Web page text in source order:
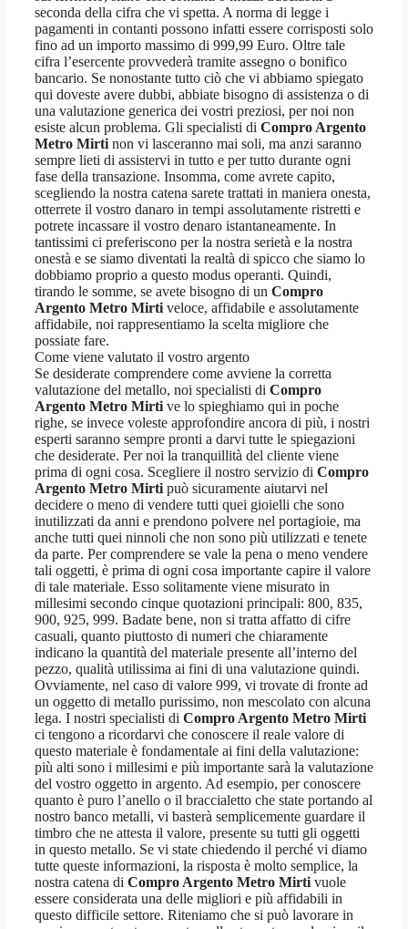
seconda della cifra che vi spetta. A norma di legge i
pagamenti in contanti possono infatti essere corrisposti solo
fino ad un importo massimo di 999,99 Euro. Oltre tale
cifra l’esercente provvederà tramite assegno o bonifico
bancario. Se nonostante tutto ciò che vi abbiamo spiegato
qui doveste avere dubbi, abbiate bisogno di assistenza o di
una valutazione generica dei vostri preziosi, per noi non
esiste alcun problema. Gli specialisti di Compro Argento
Metro Mirtinon vi lasceranno mai soli, ma anzi saranno
sempre lieti di assistervi in tutto e per tutto durante ogni
fase della transazione. Insomma, come avrete capito,
scegliendo la nostra catena sarete trattati in maniera onesta,
otterrete il vostro danaro in tempi assolutamente ristretti e
potrete incassare il vostro denaro istantaneamente. In
tantissimi ci preferiscono per la nostra serietà e la nostra
onestà e se siamo diventati la realtà di spicco che siamo lo
dobbiamo proprio a questo modus operanti. Quindi,
tirando le somme, se avete bisogno di un Compro
Argento Metro Mirtiveloce, affidabile e assolutamente
affidabile, noi rappresentiamo la scelta migliore che
possiate fare.
Come viene valutato il vostro argento
Se desiderate comprendere come avviene la corretta
valutazione del metallo, noi specialisti di Compro
Argento Metro Mirtive lo spieghiamo qui in poche
righe, se invece voleste approfondire ancora di più, i nostri
esperti saranno sempre pronti a darvi tutte le spiegazioni
che desiderate. Per noi la tranquillità del cliente viene
prima di ogni cosa. Scegliere il nostro servizio di Compro
Argento Metro Mirtipuò sicuramente aiutarvi nel
decidere o meno di vendere tutti quei gioielli che sono
inutilizzati da anni e prendono polvere nel portagioie, ma
anche tutti quei ninnoli che non sono più utilizzati e tenete
da parte. Per comprendere se vale la pena o meno vendere
tali oggetti, è prima di ogni cosa importante capire il valore
di tale materiale. Esso solitamente viene misurato in
millesimi secondo cinque quotazioni principali: 800, 835,
900, 925, 999. Badate bene, non si tratta affatto di cifre
casuali, quanto piuttosto di numeri che chiaramente
indicano la quantità del materiale presente all’interno del
pezzo, qualità utilissima ai fini di una valutazione quindi.
Ovviamente, nel caso di valore 999, vi trovate di fronte ad
un oggetto di metallo purissimo, non mescolato con alcuna
lega. I nostri specialisti di Compro Argento Metro Mirti
ci tengono a ricordarvi che conoscere il reale valore di
questo materiale è fondamentale ai fini della valutazione:
più alti sono i millesimi e più importante sarà la valutazione
del vostro oggetto in argento. Ad esempio, per conoscere
quanto è puro l’anello o il braccialetto che state portando al
nostro banco metalli, vi basterà semplicemente guardare il
timbro che ne attesta il valore, presente su tutti gli oggetti
in questo metallo. Se vi state chiedendo il perché vi diamo
tutte queste informazioni, la risposta è molto semplice, la
nostra catena di Compro Argento Metro Mirtivuole
essere considerata una delle migliori e più affidabili in
questo difficile settore. Riteniamo che si può lavorare in